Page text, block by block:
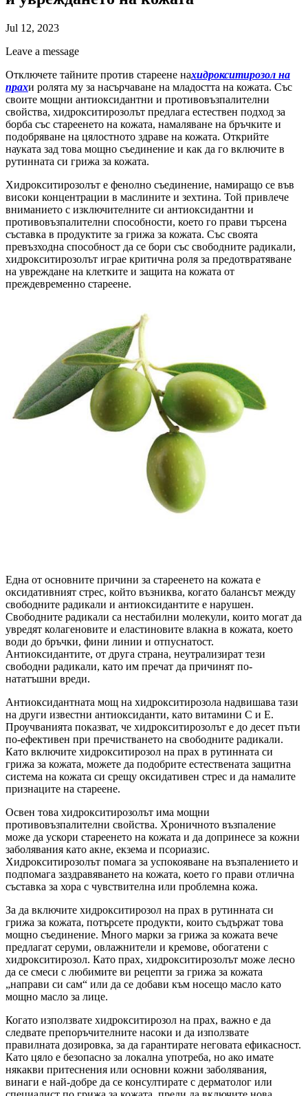
Jul 12, 2023
Leave a message
Отключете тайните против стареене нахидрокситирозол на
прахи ролята му за насърчаване на младостта на кожата. Със
своите мощни антиоксидантни и противовъзпалителни
свойства, хидрокситирозолът предлага естествен подход за
борба със стареенето на кожата, намаляване на бръчките и
подобряване на цялостното здраве на кожата. Открийте
науката зад това мощно съединение и как да го включите в
рутинната си грижа за кожата.
Хидрокситирозолът е фенолно съединение, намиращо се във
високи концентрации в маслините и зехтина. Той привлече
вниманието с изключителните си антиоксидантни и
противовъзпалителни способности, което го прави търсена
съставка в продуктите за грижа за кожата. Със своята
превъзходна способност да се бори със свободните радикали,
хидрокситирозолът играе критична роля за предотвратяване
на увреждане на клетките и защита на кожата от
преждевременно стареене.
Една от основните причини за стареенето на кожата е
оксидативният стрес, който възниква, когато балансът между
свободните радикали и антиоксидантите е нарушен.
Свободните радикали са нестабилни молекули, които могат да
увредят колагеновите и еластиновите влакна в кожата, което
води до бръчки, фини линии и отпуснатост.
Антиоксидантите, от друга страна, неутрализират тези
свободни радикали, като им пречат да причинят по-
нататъшни вреди.
Антиоксидантната мощ на хидрокситирозола надвишава тази
на други известни антиоксиданти, като витамини С и Е.
Проучванията показват, че хидрокситирозолът е до десет пъти
по-ефективен при пречистването на свободните радикали.
Като включите хидрокситирозол на прах в рутинната си
грижа за кожата, можете да подобрите естествената защитна
система на кожата си срещу оксидативен стрес и да намалите
признаците на стареене.
Освен това хидрокситирозолът има мощни
противовъзпалителни свойства. Хроничното възпаление
може да ускори стареенето на кожата и да допринесе за кожни
заболявания като акне, екзема и псориазис.
Хидрокситирозолът помага за успокояване на възпалението и
подпомага заздравяването на кожата, което го прави отлична
съставка за хора с чувствителна или проблемна кожа.
За да включите хидрокситирозол на прах в рутинната си
грижа за кожата, потърсете продукти, които съдържат това
мощно съединение. Много марки за грижа за кожата вече
предлагат серуми, овлажнители и кремове, обогатени с
хидрокситирозол. Като прах, хидрокситирозолът може лесно
да се смеси с любимите ви рецепти за грижа за кожата
„направи си сам“ или да се добави към носещо масло като
мощно масло за лице.
Когато използвате хидрокситирозол на прах, важно е да
следвате препоръчителните насоки и да използвате
правилната дозировка, за да гарантирате неговата ефикасност.
Като цяло е безопасно за локална употреба, но ако имате
някакви притеснения или основни кожни заболявания,
винаги е най-добре да се консултирате с дерматолог или